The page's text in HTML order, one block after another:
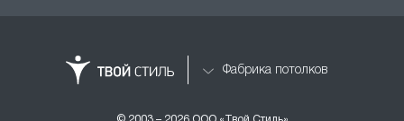
Фабрика потолков